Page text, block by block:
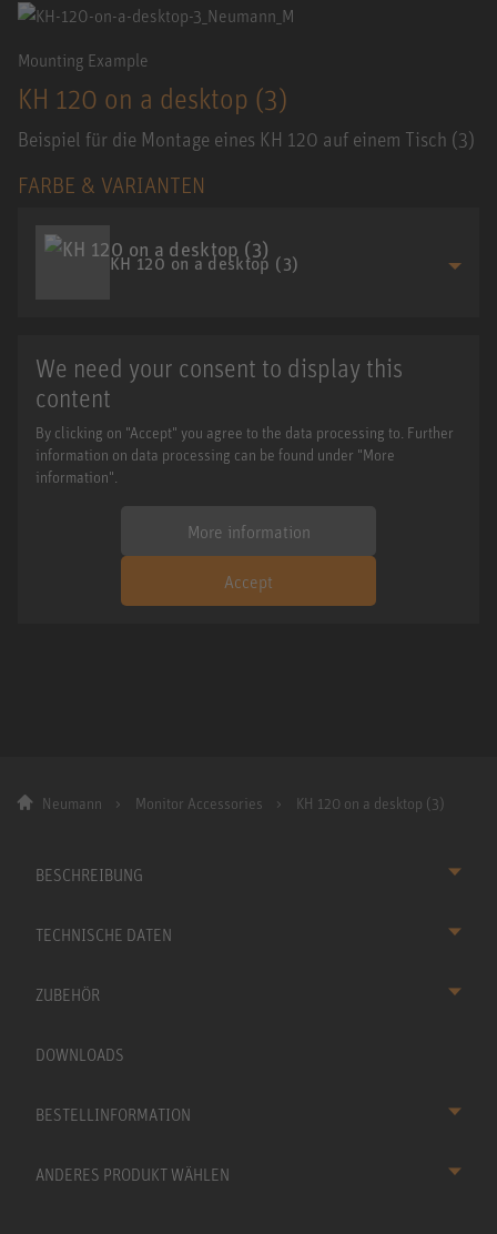
Mounting Example
KH 120 on a desktop (3)
Beispiel für die Montage eines KH 120 auf einem Tisch (3)
FARBE & VARIANTEN
KH 120 on a desktop (3)
We need your consent to display this
content
By clicking on "Accept" you agree to the data processing to. Further
information on data processing can be found under "More
information".
More information
Accept
Neumann Monitor Accessories KH 120 on a desktop (3)
BESCHREIBUNG
TECHNISCHE DATEN
ZUBEHÖR
DOWNLOADS
BESTELLINFORMATION
ANDERES PRODUKT WÄHLEN